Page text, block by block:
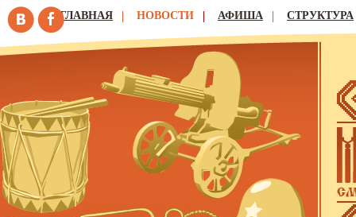
ГЛАВНАЯ НОВОСТИ АФИША СТРУКТУРА